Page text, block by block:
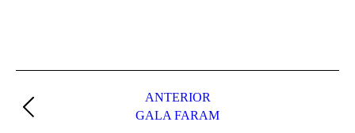
entre
publicaciones
ANTERIOR
Publicación
GALA FARAM